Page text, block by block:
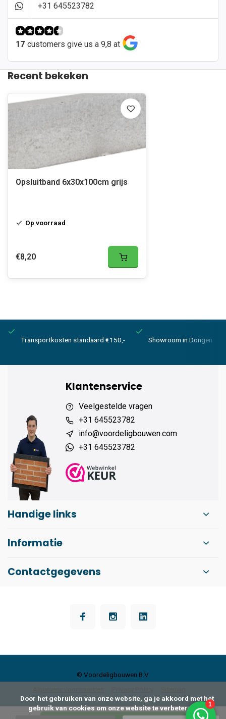
+31 645523782
17 customers give us a 9,8 at
Recent bekeken
Opsluitband 6x30x100cm grijs
Op voorraad
€8,20
Transportkosten standaard €150,- Showroom in Dongen
Klantenservice
Veelgestelde vragen
+31 645523782
info@voordeligbouwen.com
+31 645523782
Handige links
Informatie
Contactgegevens
© Voordeligbouwen B.V.
gebruik van cookies om onze website te verbeteren.